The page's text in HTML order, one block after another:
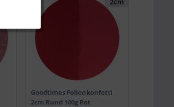
Goodtimes Folienkonfetti
2cm Rund 100g Rot